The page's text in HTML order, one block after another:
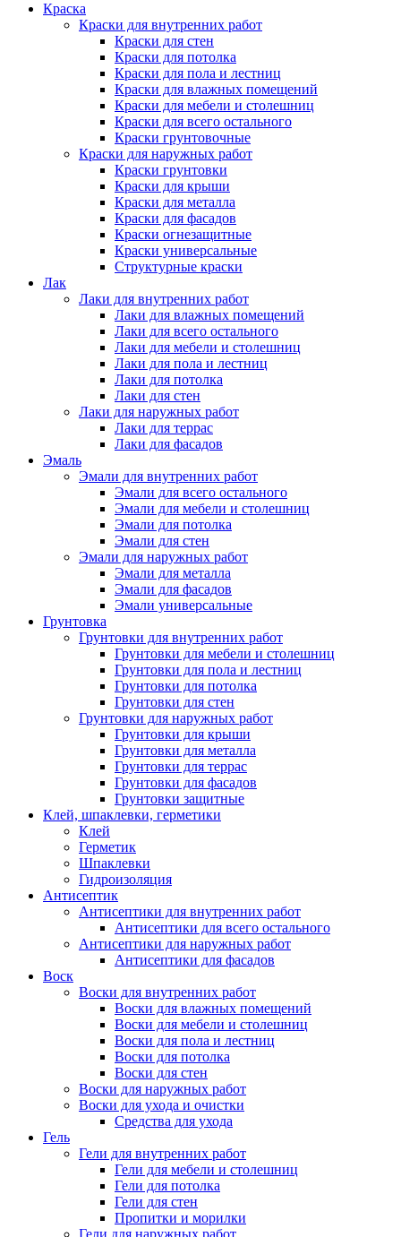
Краска
Краски для внутренних работ
Краски для стен
Краски для потолка
Краски для пола и лестниц
Краски для влажных помещений
Краски для мебели и столешниц
Краски для всего остального
Краски грунтовочные
Краски для наружных работ
Краски грунтовки
Краски для крыши
Краски для металла
Краски для фасадов
Краски огнезащитные
Краски универсальные
Структурные краски
Лак
Лаки для внутренних работ
Лаки для влажных помещений
Лаки для всего остального
Лаки для мебели и столешниц
Лаки для пола и лестниц
Лаки для потолка
Лаки для стен
Лаки для наружных работ
Лаки для террас
Лаки для фасадов
Эмаль
Эмали для внутренних работ
Эмали для всего остального
Эмали для мебели и столешниц
Эмали для потолка
Эмали для стен
Эмали для наружных работ
Эмали для металла
Эмали для фасадов
Эмали универсальные
Грунтовка
Грунтовки для внутренних работ
Грунтовки для мебели и столешниц
Грунтовки для пола и лестниц
Грунтовки для потолка
Грунтовки для стен
Грунтовки для наружных работ
Грунтовки для крыши
Грунтовки для металла
Грунтовки для террас
Грунтовки для фасадов
Грунтовки защитные
Клей, шпаклевки, герметики
Клей
Герметик
Шпаклевки
Гидроизоляция
Антисептик
Антисептики для внутренних работ
Антисептики для всего остального
Антисептики для наружных работ
Антисептики для фасадов
Воск
Воски для внутренних работ
Воски для влажных помещений
Воски для мебели и столешниц
Воски для пола и лестниц
Воски для потолка
Воски для стен
Воски для наружных работ
Воски для ухода и очистки
Средства для ухода
Гель
Гели для внутренних работ
Гели для мебели и столешниц
Гели для потолка
Гели для стен
Пропитки и морилки
Гели для наружных работ